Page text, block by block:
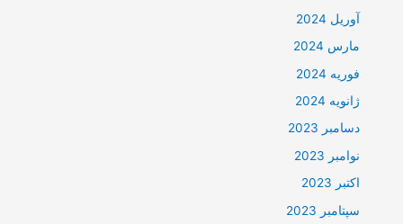
آوریل 2024
مارس 2024
فوریه 2024
ژانویه 2024
دسامبر 2023
نوامبر 2023
اکتبر 2023
سپتامبر 2023